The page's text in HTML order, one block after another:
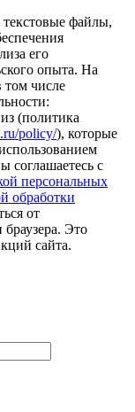
файлы,
его
опыта. На
том числе
(политика
policy/), которые
соглашаетесь с
персональных
обработки
от
Это
сайта.